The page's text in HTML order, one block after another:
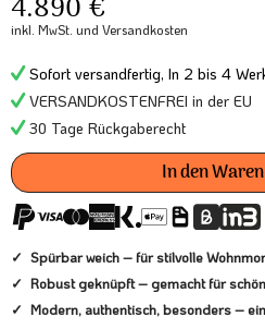
4.890 €
inkl. MwSt. und Versandkosten
Sofort versandfertig, In 2 bis 4
VERSANDKOSTENFREI in der EU
30 Tage Rückgaberecht
In den
Spürbar weich – für stilvolle
Robust geknüpft – gemacht für
Modern, authentisch, besonders –